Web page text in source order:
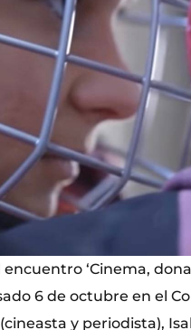
‘Cinema,
6 de octubre en el
y periodista),